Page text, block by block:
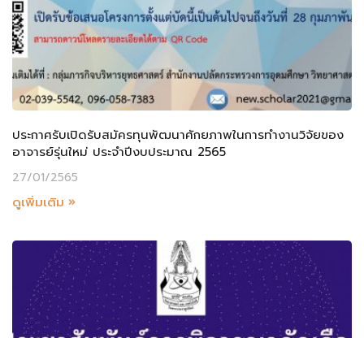
ประกาศรับเปิดรับสมัครทุนพัฒนาศักยภาพในการทำงานวิจัยของ
อาจารย์รุ่นใหม่ ประจำปีงบประมาณ 2565
27/01/2565
ดูเพิ่มเติม »